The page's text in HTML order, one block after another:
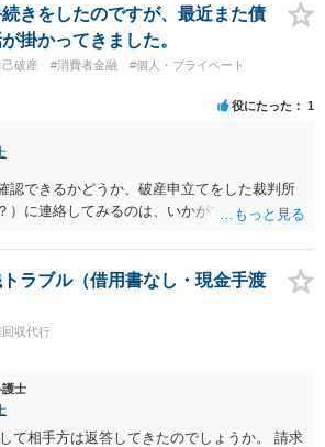
ど法的措置を取るべきというのが法律相談と
す。「親に言う」という行為が犯罪に該当し
うに余計なトラブルを招き、相手が反発して
くなり、事情によっては不法行為を主張され
なってしまうリスクもあり、何の得にもなり
きをしたのですが、最近また債
掛かってきました。
破産 #消費者金融
#個人・プライベート
役にたった 1
認できるかどうか、破産申立てをした裁判所
）に連絡してみるのは、いかがでしょうか。
ラブル（借用書なし・現金手渡
収代行
護士
て相手方は返答してきたのでしょうか。 請求